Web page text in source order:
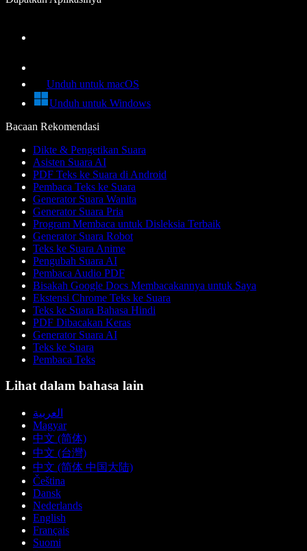
Unduh untuk macOS
Unduh untuk Windows
Bacaan Rekomendasi
Dikte & Pengetikan Suara
Asisten Suara AI
PDF Teks ke Suara di Android
Pembaca Teks ke Suara
Generator Suara Wanita
Generator Suara Pria
Program Membaca untuk Disleksia Terbaik
Generator Suara Robot
Teks ke Suara Anime
Pengubah Suara AI
Pembaca Audio PDF
Bisakah Google Docs Membacakannya untuk Saya
Ekstensi Chrome Teks ke Suara
Teks ke Suara Bahasa Hindi
PDF Dibacakan Keras
Generator Suara AI
Teks ke Suara
Pembaca Teks
Lihat dalam bahasa lain
العربية
Magyar
中文 (简体)
中文 (台灣)
中文 (简体 中国大陆)
Čeština
Dansk
Nederlands
English
Français
Suomi